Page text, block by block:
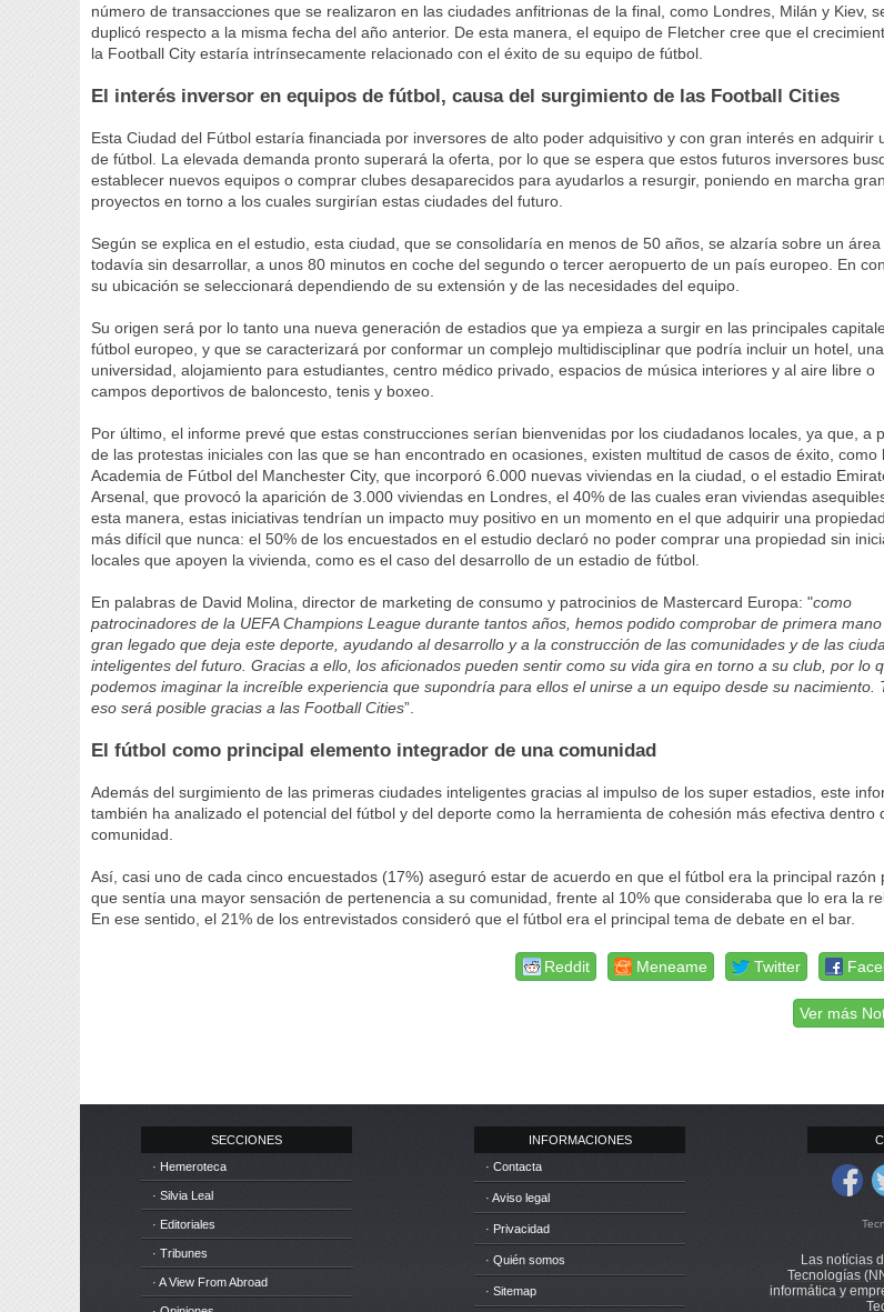
número de transacciones que se realizaron en las ciudades anfitrionas de la final, como Londres, Milán y Kiev,
duplicó respecto a la misma fecha del año anterior. De esta manera, el equipo de Fletcher cree que el
la Football City estaría intrínsecamente relacionado con el éxito de su equipo de fútbol.
El interés inversor en equipos de fútbol, causa del surgimiento de las Football Cities
Esta Ciudad del Fútbol estaría financiada por inversores de alto poder adquisitivo y con gran interés en adquirir
de fútbol. La elevada demanda pronto superará la oferta, por lo que se espera que estos futuros inversores
establecer nuevos equipos o comprar clubes desaparecidos para ayudarlos a resurgir, poniendo en marcha
proyectos en torno a los cuales surgirían estas ciudades del futuro.
Según se explica en el estudio, esta ciudad, que se consolidaría en menos de 50 años, se alzaría sobre un área
todavía sin desarrollar, a unos 80 minutos en coche del segundo o tercer aeropuerto de un país europeo. En
su ubicación se seleccionará dependiendo de su extensión y de las necesidades del equipo.
Su origen será por lo tanto una nueva generación de estadios que ya empieza a surgir en las principales
fútbol europeo, y que se caracterizará por conformar un complejo multidisciplinar que podría incluir un hotel, una
universidad, alojamiento para estudiantes, centro médico privado, espacios de música interiores y al aire libre o
campos deportivos de baloncesto, tenis y boxeo.
Por último, el informe prevé que estas construcciones serían bienvenidas por los ciudadanos locales, ya que, a
de las protestas iniciales con las que se han encontrado en ocasiones, existen multitud de casos de éxito, como
Academia de Fútbol del Manchester City, que incorporó 6.000 nuevas viviendas en la ciudad, o el estadio
Arsenal, que provocó la aparición de 3.000 viviendas en Londres, el 40% de las cuales eran viviendas
esta manera, estas iniciativas tendrían un impacto muy positivo en un momento en el que adquirir una
más difícil que nunca: el 50% de los encuestados en el estudio declaró no poder comprar una propiedad sin
locales que apoyen la vivienda, como es el caso del desarrollo de un estadio de fútbol.
En palabras de David Molina, director de marketing de consumo y patrocinios de Mastercard Europa: "como
patrocinadores de la UEFA Champions League durante tantos años, hemos podido comprobar de primera
gran legado que deja este deporte, ayudando al desarrollo y a la construcción de las comunidades y de las
inteligentes del futuro. Gracias a ello, los aficionados pueden sentir como su vida gira en torno a su club, por lo
podemos imaginar la increíble experiencia que supondría para ellos el unirse a un equipo desde su nacimiento.
eso será posible gracias a las Football Cities”.
El fútbol como principal elemento integrador de una comunidad
Además del surgimiento de las primeras ciudades inteligentes gracias al impulso de los super estadios, este
también ha analizado el potencial del fútbol y del deporte como la herramienta de cohesión más efectiva dentro
comunidad.
Así, casi uno de cada cinco encuestados (17%) aseguró estar de acuerdo en que el fútbol era la principal razón
que sentía una mayor sensación de pertenencia a su comunidad, frente al 10% que consideraba que lo era la
En ese sentido, el 21% de los entrevistados consideró que el fútbol era el principal tema de debate en el bar.
Twitter
Meneame
Reddit
Ver más
SECCIONES
· Hemeroteca
· Silvia Leal
· Editoriales
· Tribunes
· A View From Abroad
INFORMACIONES
· Contacta
· Aviso legal
· Privacidad
· Quién somos
· Sitemap
Las notícias
Tecnologías
informática y